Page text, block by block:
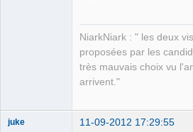
NiarkNiark : " les deux
proposées par les
très mauvais choix vu
arrivent."
juke 11-09-2012 17:29:55